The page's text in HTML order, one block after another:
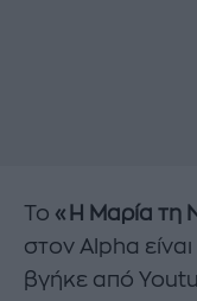
Το «Η Μαρία τη
στον Alpha
βγήκε από